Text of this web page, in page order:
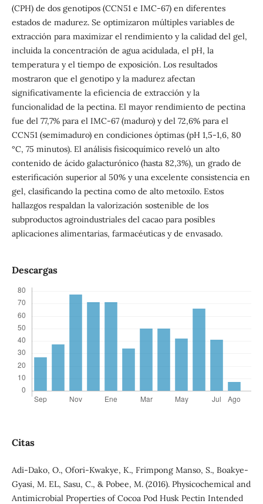
(CPH) de dos genotipos (CCN51 e IMC-67) en diferentes
estados de madurez. Se optimizaron múltiples variables de
extracción para maximizar el rendimiento y la calidad del gel,
incluida la concentración de agua acidulada, el pH, la
temperatura y el tiempo de exposición. Los resultados
mostraron que el genotipo y la madurez afectan
significativamente la eficiencia de extracción y la
funcionalidad de la pectina. El mayor rendimiento de pectina
fue del 77,7% para el IMC-67 (maduro) y del 72,6% para el
CCN51 (semimaduro) en condiciones óptimas (pH 1,5-1,6, 80
°C, 75 minutos). El análisis fisicoquímico reveló un alto
contenido de ácido galacturónico (hasta 82,3%), un grado de
esterificación superior al 50% y una excelente consistencia en
gel, clasificando la pectina como de alto metoxilo. Estos
hallazgos respaldan la valorización sostenible de los
subproductos agroindustriales del cacao para posibles
aplicaciones alimentarias, farmacéuticas y de envasado.
Descargas
Citas
Adi-Dako, O., Ofori-Kwakye, K., Frimpong Manso, S., Boakye-
Gyasi, M. EL, Sasu, C., & Pobee, M. (2016). Physicochemical and
Antimicrobial Properties of Cocoa Pod Husk Pectin Intended